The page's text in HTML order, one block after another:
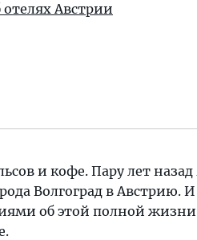
отелях Австрии
и кофе. Пару лет назад
Волгоград в Австрию.
об этой полной жизни